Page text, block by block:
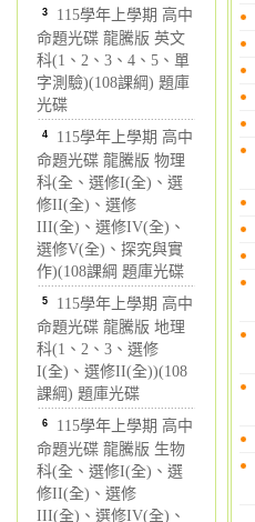
3 115學年上學期 高中
命題光碟 龍騰版 英文
科(1、2、3、4、5、單
字測驗)(108課綱) 題庫
光碟
4 115學年上學期 高中
命題光碟 龍騰版 物理
科(全、選修I(全)、選
修II(全)、選修
III(全)、選修IV(全)、
選修V(全)、探究與實
作)(108課綱 題庫光碟
5 115學年上學期 高中
命題光碟 龍騰版 地理
科(1、2、3、選修
I(全)、選修II(全))(108
課綱) 題庫光碟
6 115學年上學期 高中
命題光碟 龍騰版 生物
科(全、選修I(全)、選
修II(全)、選修
III(全)、選修IV(全)、